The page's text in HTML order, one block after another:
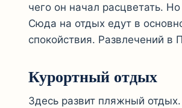
чего он начал расцветать.
Сюда на отдых едут в
спокойствия. Развлечений в
Курортный отдых
Здесь развит пляжный